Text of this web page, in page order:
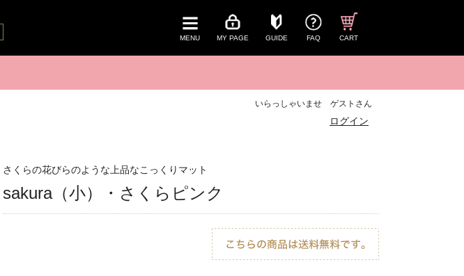
MENU MY PAGE GUIDE FAQ CART
いらっしゃいませ ゲストさん
ログイン
さくらの花びらのような上品なこっくりマット
sakura（小）・さくらピンク